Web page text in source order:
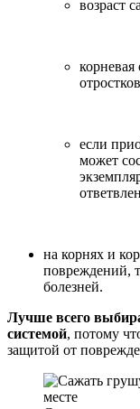
возраст
корневая
если
может
на корнях и
повреждений,
болезней.
Лучше всего
системой, потому
защитой от